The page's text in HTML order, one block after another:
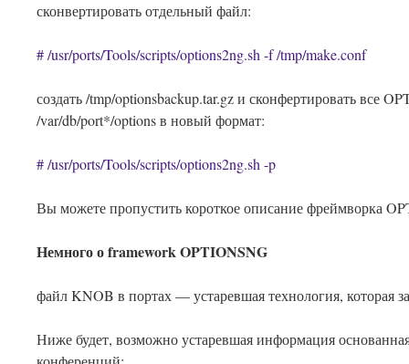
сконвертировать отдельный файл:
# /usr/ports/Tools/scripts/options2ng.sh -f /tmp/make.conf
создать /tmp/optionsbackup.tar.gz и сконфертировать все
/var/db/port*/options в новый формат:
# /usr/ports/Tools/scripts/options2ng.sh -p
Вы можете пропустить короткое описание фреймворка
Немного о framework OPTIONSNG
файл KNOB в портах — устаревшая технология, которая
Ниже будет, возможно устаревшая информация